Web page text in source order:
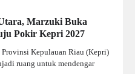
Marzuki Buka
Pokir Kepri 2027
Kepulauan Riau (Kepri)
ruang untuk mendengar